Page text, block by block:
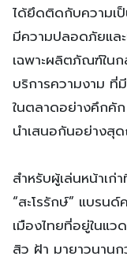
ได้ยึดติดกับความเ
มีความปลอดภัยแล
เฉพาะผลิตภัณฑ์ใน
บริการความงาม ที่มี
ในตลาดอย่างคึกคั
นำเสนอกันอย่างสุ
สำหรับผู้เล่นหน้าเก่
“สะโรรักษ์” แบร
เมืองไทยที่อยู่ในแว
สิว ฝ้า มายาวนาน